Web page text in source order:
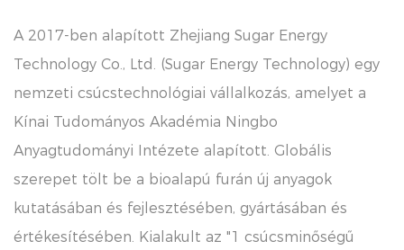
A 2017-ben alapított Zhejiang Sugar Energy
Technology Co., Ltd. (Sugar Energy Technology) egy
nemzeti csúcstechnológiai vállalkozás, amelyet a
Kínai Tudományos Akadémia Ningbo
Anyagtudományi Intézete alapított. Globális
szerepet tölt be a bioalapú furán új anyagok
kutatásában és fejlesztésében, gyártásában és
értékesítésében. Kialakult az "1 csúcsminőségű